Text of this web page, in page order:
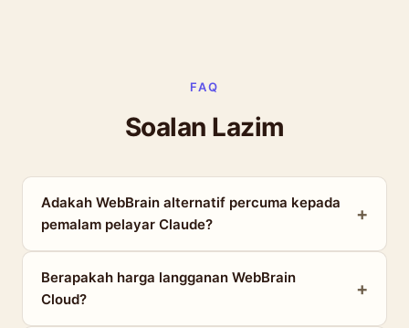
FAQ
Soalan Lazim
Adakah WebBrain alternatif percuma kepada
pemalam pelayar Claude?
Berapakah harga langganan WebBrain
Cloud?